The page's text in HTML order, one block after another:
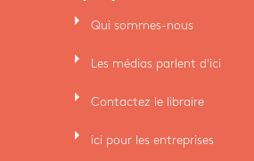
arrow_right Qui sommes-nous
arrow_right Les médias parlent d'ici
arrow_right Contactez le libraire
arrow_right ici pour les entreprises